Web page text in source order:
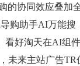
的协同效应叠加
购助手AI万能
看好淘天在AI组
未来主站广告TR